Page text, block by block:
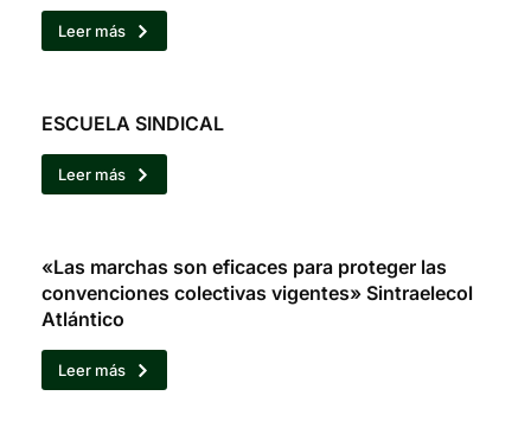
Leer más
ESCUELA SINDICAL
Leer más
«Las marchas son eficaces para proteger las
convenciones colectivas vigentes» Sintraelecol
Atlántico
Leer más